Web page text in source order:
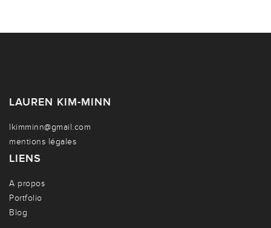
LAUREN KIM-MINN
lkimminn@gmail.com
mentions légales
LIENS
A propos
Portfolio
Blog